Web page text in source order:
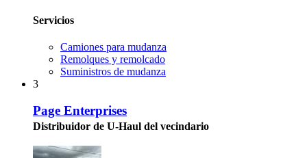
Servicios
Camiones para mudanza
Remolques y remolcado
Suministros de mudanza
3
Page Enterprises
Distribuidor de U-Haul del vecindario